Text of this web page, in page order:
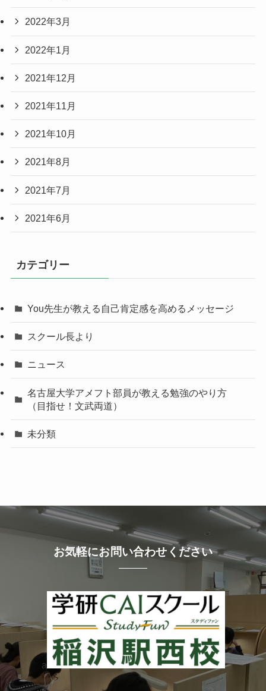
2022年3月
2022年1月
2021年12月
2021年11月
2021年10月
2021年8月
2021年7月
2021年6月
カテゴリー
You先生が教える自己肯定感を高めるメッセージ
スクール長より
ニュース
名古屋大学アメフト部員が教える勉強のやり方
（目指せ！文武両道）
未分類
お気軽にお問い合わせください
a